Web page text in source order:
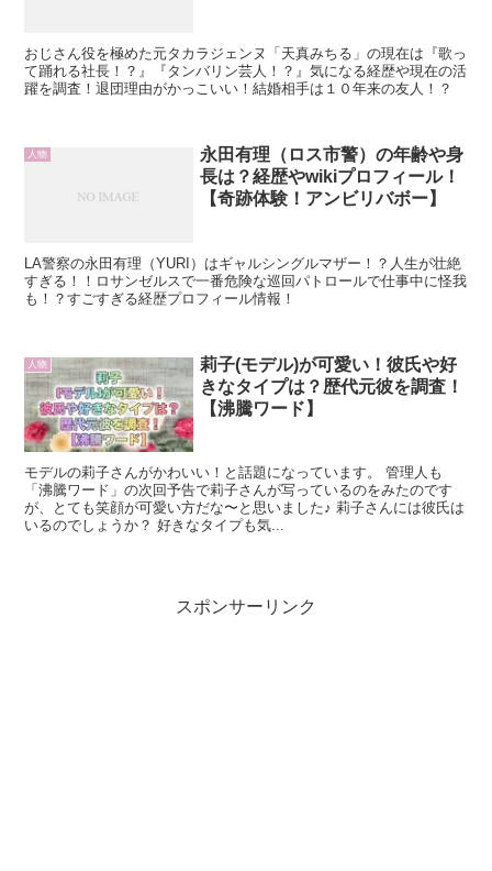
おじさん役を極めた元タカラジェンヌ「天真みちる」の現在は『歌っ
て踊れる社長！？』『タンバリン芸人！？』気になる経歴や現在の活
躍を調査！退団理由がかっこいい！結婚相手は１０年来の友人！？
人物
永田有理（ロス市警）の年齢や身
長は？経歴やwikiプロフィール！
【奇跡体験！アンビリバボー】
LA警察の永田有理（YURI）はギャルシングルマザー！？人生が壮絶
すぎる！！ロサンゼルスで一番危険な巡回パトロールで仕事中に怪我
も！？すごすぎる経歴プロフィール情報！
人物
莉子(モデル)が可愛い！彼氏や好
きなタイプは？歴代元彼を調査！
【沸騰ワード】
モデルの莉子さんがかわいい！と話題になっています。 管理人も
「沸騰ワード」の次回予告で莉子さんが写っているのをみたのです
が、とても笑顔が可愛い方だな〜と思いました♪ 莉子さんには彼氏は
いるのでしょうか？ 好きなタイプも気...
スポンサーリンク